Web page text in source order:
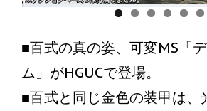
■百式の真の姿、可変MS「
ム」がHGUCで登場。
■百式と同じ金色の装甲は、